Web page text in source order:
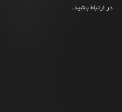
در ارتباط باشید.